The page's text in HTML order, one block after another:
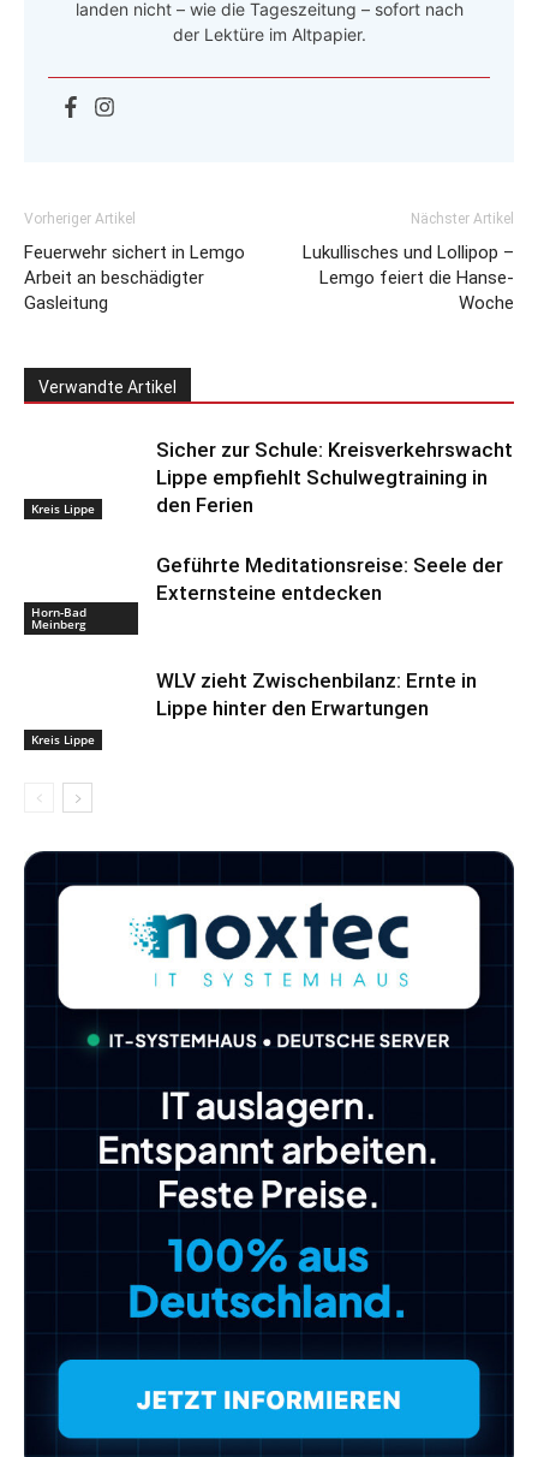
landen nicht – wie die Tageszeitung – sofort nach
der Lektüre im Altpapier.
Vorheriger Artikel
Feuerwehr sichert in Lemgo
Arbeit an beschädigter
Gasleitung
Nächster Artikel
Lukullisches und Lollipop –
Lemgo feiert die Hanse-
Woche
Verwandte Artikel
Kreis Lippe
Sicher zur Schule: Kreisverkehrswacht
Lippe empfiehlt Schulwegtraining in
den Ferien
Horn-Bad
Meinberg
Geführte Meditationsreise: Seele der
Externsteine entdecken
Kreis Lippe
WLV zieht Zwischenbilanz: Ernte in
Lippe hinter den Erwartungen